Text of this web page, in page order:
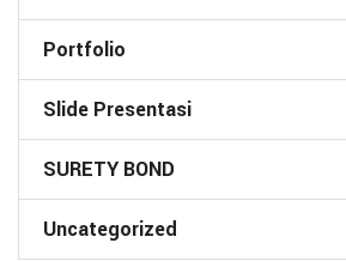
Portfolio
Slide Presentasi
SURETY BOND
Uncategorized